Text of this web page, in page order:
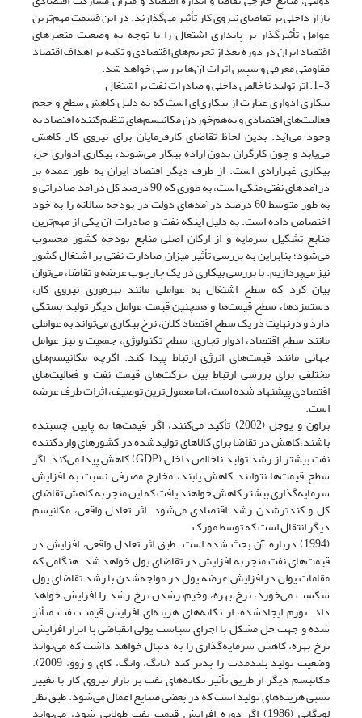
بازار داخلی بر تقاضای نیروی کار تأثیر می‌گذارند. در این قسمت مهم‌ترین
عوامل تأثیرگذار بر پایداری اشتغال را با توجه به وضعیت متغیر‌های
اقتصاد ایران در دوره بعد از تحریم‌های اقتصادی و تکیه بر اهداف اقتصاد
مقاومتی معرفی و سپس اثرات آن‌ها بررسی خواهد شد.
1-3. اثر تولید ناخالص داخلی و صادرات نفت بر اشتغال
بیکاری ادواری عبارت از بیکاری‌ای است که به دلیل کاهش سطح و حجم
فعالیت‌های اقتصادی و به‌هم‌خوردن مکانیسم‌های تنظیم‌کننده اقتصاد به
وجود می‌آید. بدین لحاظ تقاضای کارفرمایان برای نیروی کار کاهش
می‌یابد و چون کارگران بدون اراده بیکار می‌شوند، بیکاری ادواری جزء
بیکاری غیرارادی است. از طرف دیگر اقتصاد ایران به طور عمده بر
درآمدهای نفتی متکی است، به طوری که 90 درصد کل درآمد صادراتی و
به طور متوسط 60 درصد درآمدهای دولت در بودجه سالانه را به خود
اختصاص داده است. به دلیل اینکه نفت و صادرات آن یکی از مهم‌ترین
منابع تشکیل سرمایه و از ارکان اصلی منابع بودجه کشور محسوب
می‌شود؛ بنابراین به بررسی تأثیر میزان صادارت نفتی بر اشتغال کشور
نیز می‌پردازیم. با بررسی بیکاری در یک چارچوب عرضه و تقاضا، می‌توان
بیان کرد که سطح اشتغال به عواملی مانند بهره‌وری نیروی کار،
دستمزدها، سطح قیمت‌ها و همچنین قیمت عوامل دیگر تولید بستگی
دارد و درنهایت در یک سطح اقتصاد کلان، نرخ بیکاری می‌تواند به عواملی
مانند سطح اقتصاد، ادوار تجاری، سطح تکنولوژی، جمعیت و نیز عوامل
جهانی مانند قیمت‌های انرژی ارتباط پیدا کند. اگرچه مکانیسم‌های
مختلفی برای بررسی ارتباط بین حرکت‌های قیمت نفت و فعالیت‌های
اقتصادی پیشنهاد شده است، اما معمول‌ترین توصیف، اثرات طرف عرضه
است.
براون و یوجل (2002) تأکید می‌کنند، اگر قیمت‌ها به پایین چسبنده
باشند،کاهش در تقاضا برای کالاهای تولید‌شده در کشورهای واردکننده
نفت بیشتر از رشد تولید ناخالص داخلی (GDP) کاهش پیدا می‌کند. اگر
سطح قیمت‌ها نتوانند کاهش یابند، مخارج مصرفی نسبت به افزایش
سرمایه‌گذاری بیشتر کاهش خواهند یافت که این منجر به کاهش تقاضای
کل و کند‌ترشدن رشد اقتصادی می‌شود. اثر تعادل واقعی، مکانیسم
دیگر انتقال است که توسط مورک
(1994) درباره آن بحث شده است. طبق اثر تعادل واقعی، افزایش در
قیمت‌های نفت منجر به افزایش در تقاضای پول خواهد شد. هنگامی که
مقامات پولی در افزایش عرضه پول در مواجه‌شدن با رشد تقاضای پول
شکست می‌خورد، نرخ بهره، وخیم‌ترشدن نرخ رشد را افزایش خواهد
داد. تورم ایجاد‌شده، از تکانه‌های هزینه‌ای افزایش قیمت نفت متأثر
شده و جهت حل مشکل با اجرای سیاست پولی انقباضی با ابزار افزایش
نرخ بهره، کاهش سرمایه‌گذاری را به دنبال خواهد داشت که می‌تواند
وضعیت تولید بلندمدت را بدتر کند (تانگ، وانگ، کای و ژوو، 2009).
مکانیسم دیگر از طریق تأثیر تکانه‌های نفت بر بازار نیروی کار با تغییر
نسبی هزینه‌های تولید است که در بعضی صنایع اعمال می‌شود. طبق نظر